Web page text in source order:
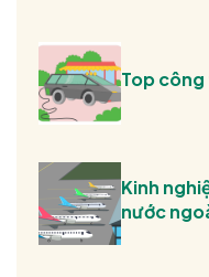
Top công
Kinh
nước